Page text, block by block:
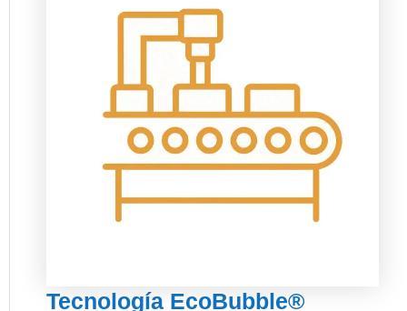
Tecnología EcoBubble®